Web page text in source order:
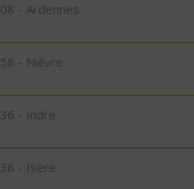
08 - Ardennes
58 - Nièvre
36 - Indre
38 - Isère